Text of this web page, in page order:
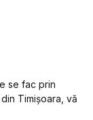
se fac prin
Timișoara, vă